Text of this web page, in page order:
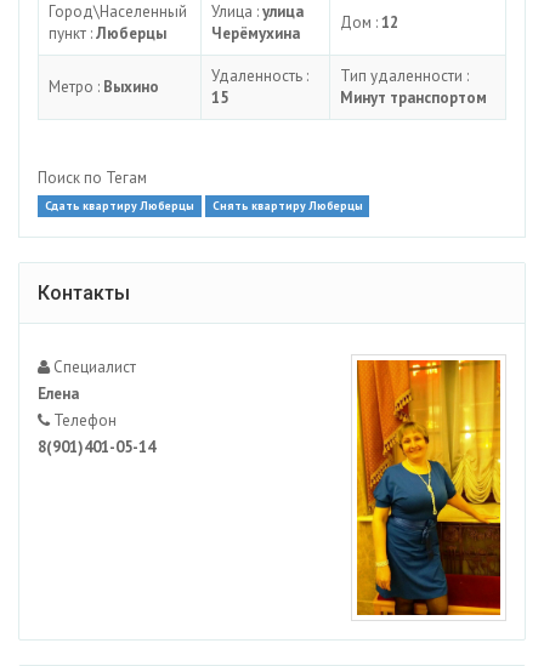
Город\Населенный
пункт :Люберцы
Улица :улица
Черёмухина
Дом :12
Метро : Выхино
Удаленность :
15
Тип удаленности :
Минут транспортом
Поиск по Тегам
Сдать квартиру Люберцы Снять квартиру Люберцы
Контакты
Специалист
Елена
Телефон
8(901)401-05-14